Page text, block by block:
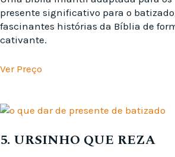
presente significativo para o
fascinantes histórias da Bíblia de
cativante.
Ver Preço
5. URSINHO QUE REZA